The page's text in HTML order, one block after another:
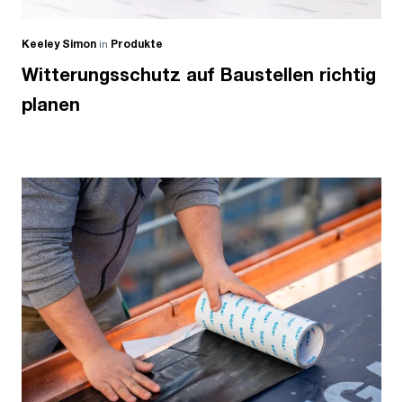
Keeley Simon in Produkte
Witterungsschutz auf Baustellen richtig
planen